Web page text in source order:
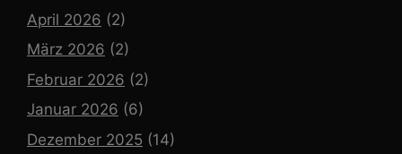
April 2026 (2)
März 2026 (2)
Februar 2026 (2)
Januar 2026 (6)
Dezember 2025 (14)